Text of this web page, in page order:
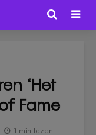
‘Het
Fame
1 min. lezen